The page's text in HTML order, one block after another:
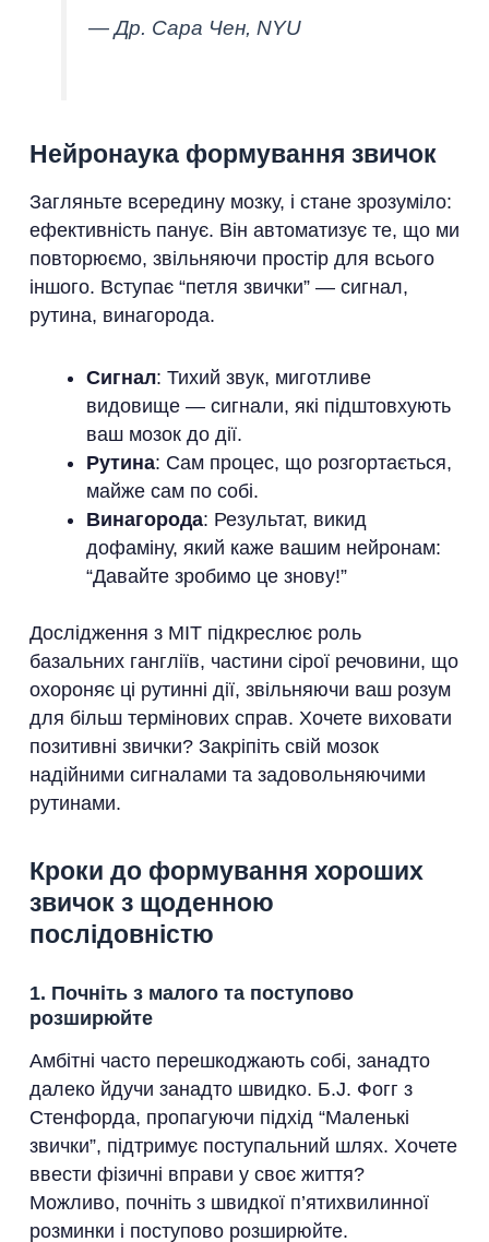
— Др. Сара Чен, NYU
Нейронаука формування звичок
Загляньте всередину мозку, і стане зрозуміло:
ефективність панує. Він автоматизує те, що ми
повторюємо, звільняючи простір для всього
іншого. Вступає “петля звички” — сигнал,
рутина, винагорода.
Сигнал: Тихий звук, миготливе
видовище — сигнали, які підштовхують
ваш мозок до дії.
Рутина: Сам процес, що розгортається,
майже сам по собі.
Винагорода: Результат, викид
дофаміну, який каже вашим нейронам:
“Давайте зробимо це знову!”
Дослідження з MIT підкреслює роль
базальних гангліїв, частини сірої речовини, що
охороняє ці рутинні дії, звільняючи ваш розум
для більш термінових справ. Хочете виховати
позитивні звички? Закріпіть свій мозок
надійними сигналами та задовольняючими
рутинами.
Кроки до формування хороших
звичок з щоденною
послідовністю
1. Почніть з малого та поступово
розширюйте
Амбітні часто перешкоджають собі, занадто
далеко йдучи занадто швидко. Б.J. Фогг з
Стенфорда, пропагуючи підхід “Маленькі
звички”, підтримує поступальний шлях. Хочете
ввести фізичні вправи у своє життя?
Можливо, почніть з швидкої п’ятихвилинної
розминки і поступово розширюйте.